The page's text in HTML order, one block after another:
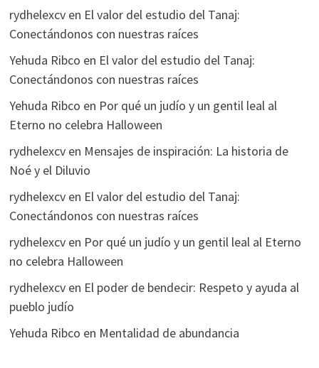
rydhelexcven El valor del estudio del Tanaj:
Conectándonos con nuestras raíces
Yehuda Ribco en El valor del estudio del Tanaj:
Conectándonos con nuestras raíces
Yehuda Ribco en Por qué un judío y un gentil leal al
Eterno no celebra Halloween
rydhelexcven Mensajes de inspiración: La historia de
Noé y el Diluvio
rydhelexcven El valor del estudio del Tanaj:
Conectándonos con nuestras raíces
rydhelexcven Por qué un judío y un gentil leal al Eterno
no celebra Halloween
rydhelexcven El poder de bendecir: Respeto y ayuda al
pueblo judío
Yehuda Ribco en Mentalidad de abundancia